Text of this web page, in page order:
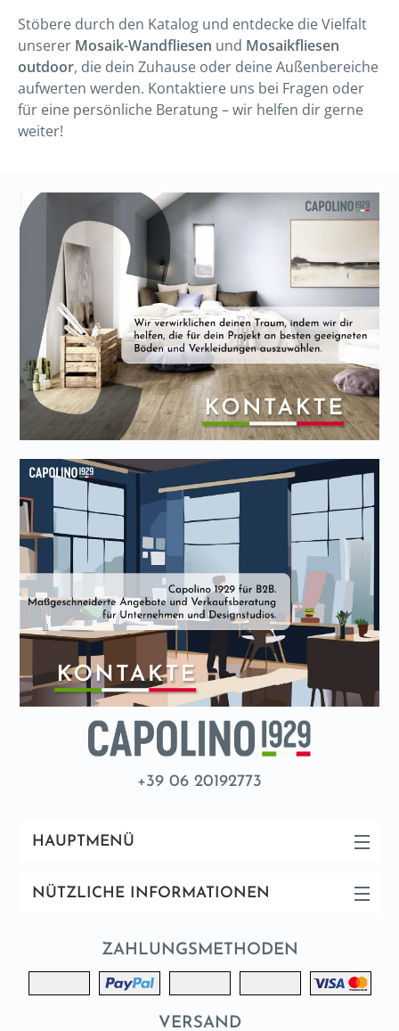
Stöbere durch den Katalog und entdecke die Vielfalt
unserer Mosaik-Wandfliesen und Mosaikfliesen
outdoor, die dein Zuhause oder deine Außenbereiche
aufwerten werden. Kontaktiere uns bei Fragen oder
für eine persönliche Beratung – wir helfen dir gerne
weiter!
+39 06 20192773
HAUPTMENÜ
NÜTZLICHE INFORMATIONEN
ZAHLUNGSMETHODEN
VERSAND